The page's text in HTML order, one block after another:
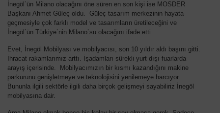
İnegöl`ün Milano olacağını öne süren en son kişi ise MOSDER
Başkanı Ahmet Güleç oldu. Güleç tasarım merkezinin hayata
geçmesiyle çok farklı model ve tasarımların üretileceğini ve
İnegöl`ün Türkiye`nin Milano`su olacağını ifade etti.
Evet, İnegöl Mobilyası ve mobilyacısı, son 10 yıldır aldı başını gitti.
İhracat rakamlarımız arttı. İşadamları sürekli yurt dışı fuarlarda
arayış içerisinde. Mobilyacımızın bir kısmı kazandığını makine
parkurunu genişletmeye ve teknolojisini yenilemeye harcıyor.
Bununla ilgili sektörle ilgili daha birçok gelişmeyi sayabiliriz İnegöl
mobilyasına dair.